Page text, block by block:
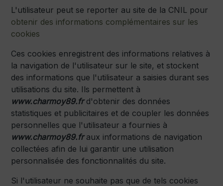
L'utilisateur peut se reporter au site de la CNIL pour
obtenir des informations complémentaires sur les
cookies
Ces cookies enregistrent des informations relatives à
la navigation de l'utilisateur sur le site, et stockent
des informations que l'utilisateur a saisies durant ses
utilisations du site. Ils permettent à
www.charmoy89.frd'obtenir des données
statistiques et publicitaires et de coupler les données
personnelles que l'utilisateur a fournies à
www.charmoy89.fraux informations de navigation
collectées afin de lui garantir une utilisation
personnalisée des fonctionnalités du site.
Si l'utilisateur ne souhaite pas que de tels cookies